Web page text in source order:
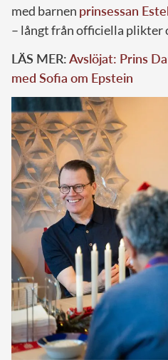
med barnen prinsessan
– långt från officiella plikter
LÄS MER:Avslöjat: Prins
med Sofia om Epstein